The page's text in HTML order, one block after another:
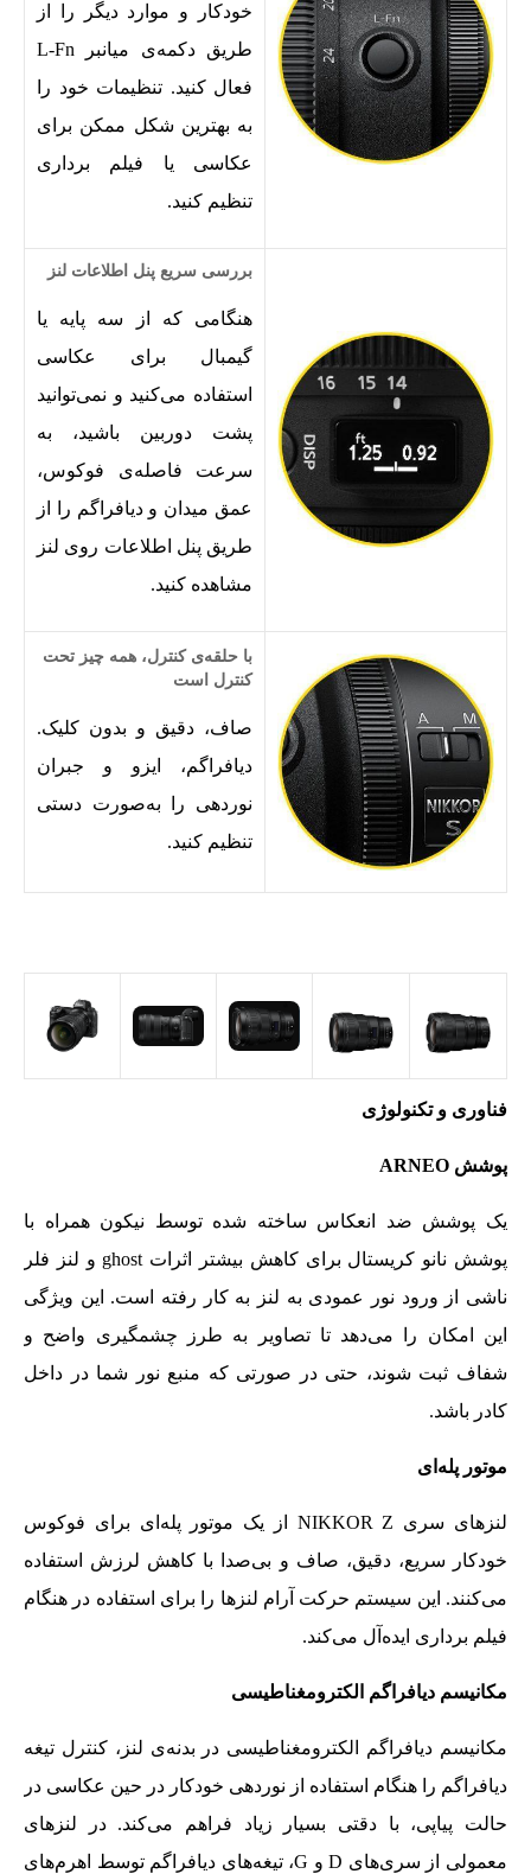
خودکار و موارد دیگر را از
طریق دکمه‌ی میانبر L-Fn
فعال کنید. تنظیمات خود را
به بهترین شکل ممکن برای
عکاسی یا فیلم برداری
تنظیم کنید.
بررسی سریع پنل اطلاعات لنز
هنگامی که از سه پایه یا
گیمبال برای عکاسی
استفاده می‌کنید و نمی‌توانید
پشت دوربین باشید، به
سرعت فاصله‌ی فوکوس،
عمق میدان و دیافراگم را از
طریق پنل اطلاعات روی لنز
مشاهده کنید.
با حلقه‌ی کنترل، همه چیز تحت
کنترل است
صاف، دقیق و بدون کلیک.
دیافراگم، ایزو و جبران
نوردهی را به‌صورت دستی
تنظیم کنید.
فناوری و تکنولوژی
پوشش
یک پوشش ضد انعکاس ساخته شده توسط نیکون همراه با
پوشش نانو کریستال برای کاهش بیشتر اثرات ghost و لنز فلر
ناشی از ورود نور عمودی به لنز به کار رفته است. این ویژگی
این امکان را می‌دهد تا تصاویر به طرز چشمگیری واضح و
شفاف ثبت شوند، حتی در صورتی که منبع نور شما در داخل
کادر باشد.
موتور پله‌ای
لنزهای سری NIKKOR Z از یک موتور پله‌ای برای فوکوس
خودکار سریع، دقیق، صاف و بی‌صدا با کاهش لرزش استفاده
می‌کنند. این سیستم حرکت آرام لنزها را برای استفاده در هنگام
فیلم برداری ایده‌آل می‌کند.
مکانیسم دیافراگم الکترومغناطیسی
مکانیسم دیافراگم الکترومغناطیسی در بدنه‌ی لنز، کنترل تیغه
دیافراگم را هنگام استفاده از نوردهی خودکار در حین عکاسی در
حالت پیاپی، با دقتی بسیار زیاد فراهم می‌کند. در لنزهای
معمولی از سری‌های D و G، تیغه‌های دیافراگم توسط اهرم‌های